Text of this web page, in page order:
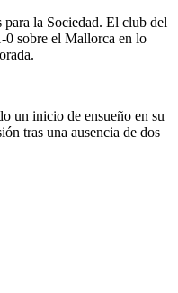
la Sociedad. El club del
0 sobre el Mallorca en lo
un inicio de ensueño en su
tras una ausencia de dos